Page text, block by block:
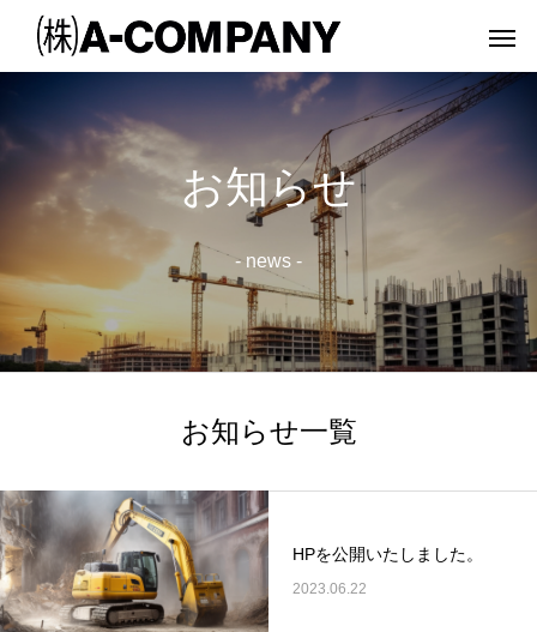
Warning
/home/treekurasiki/ac-
Warning
/home/treekurasiki/ac-
/home/treekurasiki/ac-
Warning
84
お知らせ
- news -
お知らせ一覧
HPを公開いたしました。
2023.06.22